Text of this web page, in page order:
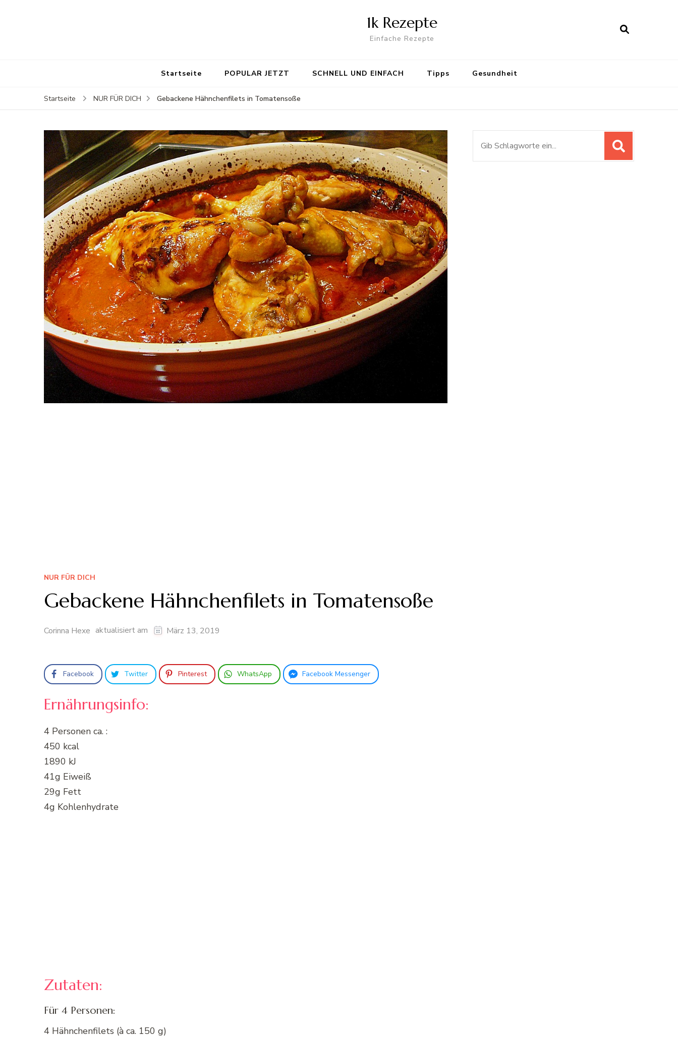
1k Rezepte
Einfache Rezepte
Startseite POPULAR JETZT SCHNELL UND EINFACH Tipps Gesundheit
Startseite NUR FÜR DICH Gebackene Hähnchenfilets in Tomatensoße
NUR FÜR DICH
Gebackene Hähnchenfilets in Tomatensoße
Corinna Hexe aktualisiert am März 13, 2019
Facebook Twitter Pinterest WhatsApp Facebook Messenger
Ernährungsinfo:
4 Personen ca. :
450 kcal
1890 kJ
41g Eiweiß
29g Fett
4g Kohlenhydrate
Zutaten:
Für 4 Personen:
4 Hähnchenfilets (à ca. 150 g)